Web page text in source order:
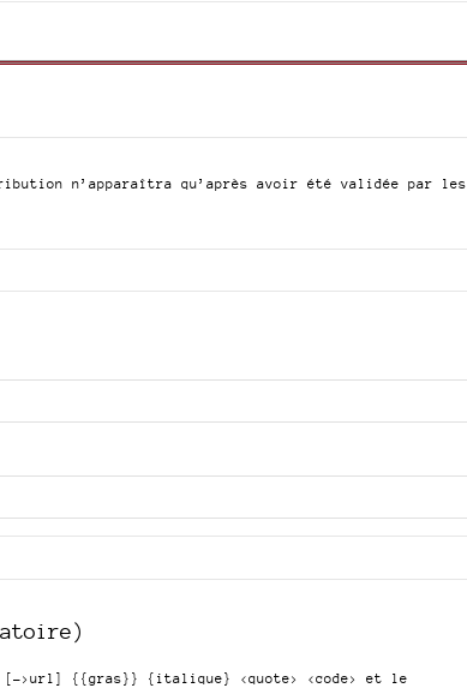
n’apparaîtra qu’après avoir été validée par les
[->url] {{gras}} {italique} <quote> <code>
et le